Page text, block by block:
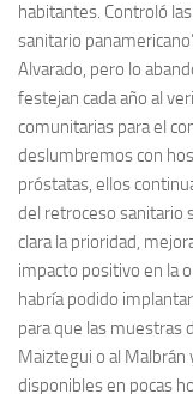
habitantes. Controló
sanitario
Alvarado, pero lo
festejan cada año al
comunitarias para el
deslumbremos con
próstatas, ellos
del retroceso sanitario
clara la prioridad,
impacto positivo en la
habría podido
para que las muestras
Maiztegui o al
disponibles en pocas